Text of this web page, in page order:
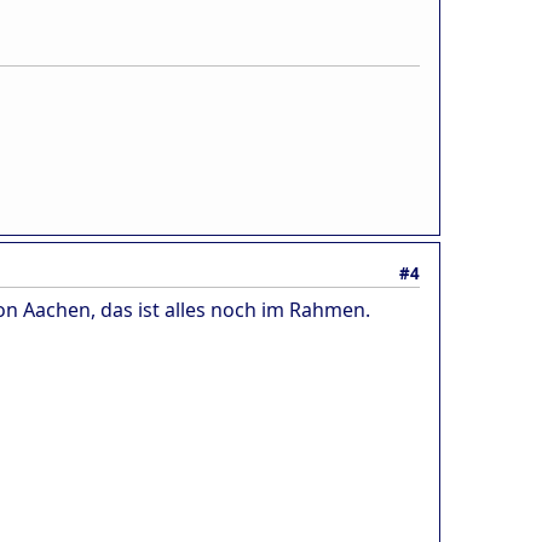
#4
Aachen, das ist alles noch im Rahmen.